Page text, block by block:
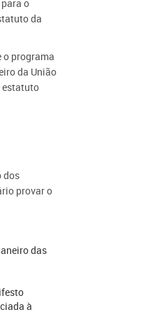
o
da
o programa
da União
estatuto
dos
provar o
das
à